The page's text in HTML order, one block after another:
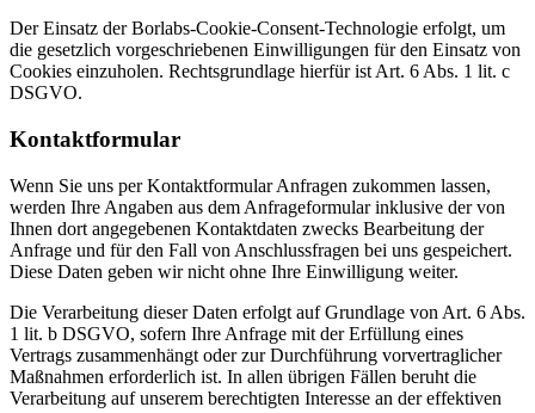
Der Einsatz der Borlabs-Cookie-Consent-Technologie erfolgt, um
die gesetzlich vorgeschriebenen Einwilligungen für den Einsatz von
Cookies einzuholen. Rechtsgrundlage hierfür ist Art. 6 Abs. 1 lit. c
DSGVO.
Kontaktformular
Wenn Sie uns per Kontaktformular Anfragen zukommen lassen,
werden Ihre Angaben aus dem Anfrageformular inklusive der von
Ihnen dort angegebenen Kontaktdaten zwecks Bearbeitung der
Anfrage und für den Fall von Anschlussfragen bei uns gespeichert.
Diese Daten geben wir nicht ohne Ihre Einwilligung weiter.
Die Verarbeitung dieser Daten erfolgt auf Grundlage von Art. 6 Abs.
1 lit. b DSGVO, sofern Ihre Anfrage mit der Erfüllung eines
Vertrags zusammenhängt oder zur Durchführung vorvertraglicher
Maßnahmen erforderlich ist. In allen übrigen Fällen beruht die
Verarbeitung auf unserem berechtigten Interesse an der effektiven